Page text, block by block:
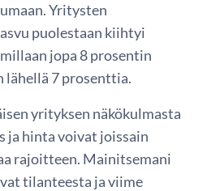
Yritysten
puolestaan kiihtyi
jopa 8 prosentin
lähellä 7 prosenttia.
yrityksen näkökulmasta
ja hinta voivat joissain
rajoitteen. Mainitsemani
tilanteesta ja viime